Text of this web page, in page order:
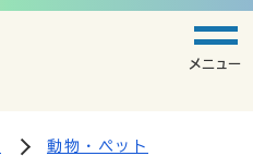
メニュー
動物・ペット